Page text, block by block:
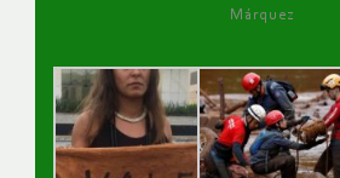
Márquez